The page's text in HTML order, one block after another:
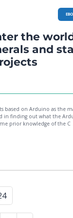
the
and
based on Arduino as the
in finding out what the
prior knowledge of the C